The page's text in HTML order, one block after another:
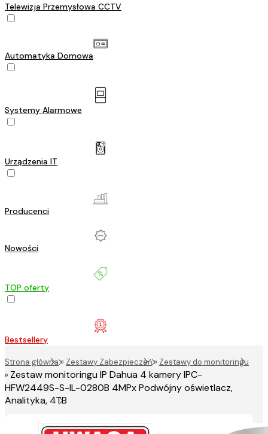
Telewizja Przemysłowa CCTV
Automatyka Domowa
Systemy Alarmowe
Urządzenia IT
Producenci
Nowości
TOP oferty
Bestsellery
Strona główna» Zestawy Zabezpieczeń» Zestawy do monitoringu
» Zestaw monitoringu IP Dahua 4 kamery IPC-
HFW2449S-S-IL-0280B 4MPx Podwójny oświetlacz,
Analityka, 4TB